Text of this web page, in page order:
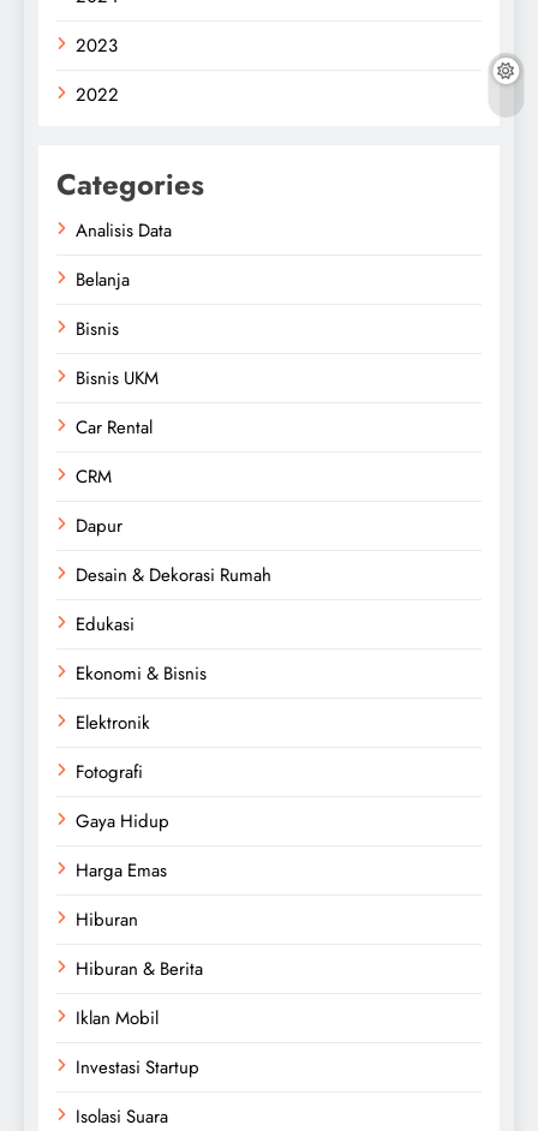
2023
2022
Categories
Analisis Data
Belanja
Bisnis
Bisnis UKM
Car Rental
CRM
Dapur
Desain & Dekorasi Rumah
Edukasi
Ekonomi & Bisnis
Elektronik
Fotografi
Gaya Hidup
Harga Emas
Hiburan
Hiburan & Berita
Iklan Mobil
Investasi Startup
Isolasi Suara